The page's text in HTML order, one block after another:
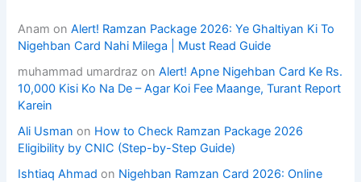
Anam onAlert! Ramzan Package 2026: Ye Ghaltiyan Ki To
Nigehban Card Nahi Milega | Must Read Guide
muhammad umardraz onAlert! Apne Nigehban Card Ke Rs.
10,000 Kisi Ko Na De – Agar Koi Fee Maange, Turant Report
Karein
Ali Usman on How to Check Ramzan Package 2026
Eligibility by CNIC (Step-by-Step Guide)
Ishtiaq Ahmad on Nigehban Ramzan Card 2026: Online